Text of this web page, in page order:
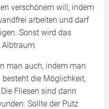
verschönern will, indem
arbeiten und darf
Sonst wird das
man auch, indem man
die Möglichkeit,
Fliesen sind dann
Sollte der Putz